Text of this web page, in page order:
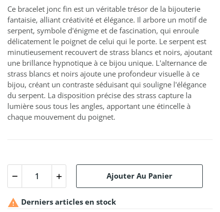
Ce bracelet jonc fin est un véritable trésor de la bijouterie
fantaisie, alliant créativité et élégance. Il arbore un motif de
serpent, symbole d'énigme et de fascination, qui enroule
délicatement le poignet de celui qui le porte. Le serpent est
minutieusement recouvert de strass blancs et noirs, ajoutant
une brillance hypnotique à ce bijou unique. L'alternance de
strass blancs et noirs ajoute une profondeur visuelle à ce
bijou, créant un contraste séduisant qui souligne l'élégance
du serpent. La disposition précise des strass capture la
lumière sous tous les angles, apportant une étincelle à
chaque mouvement du poignet.
Ajouter Au Panier
 Derniers articles en stock